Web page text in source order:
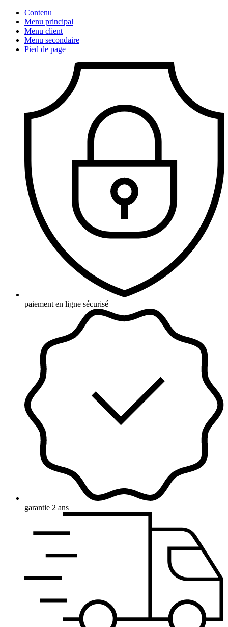
Contenu
Menu principal
Menu client
Menu secondaire
Pied de page
paiement en ligne sécurisé
garantie 2 ans